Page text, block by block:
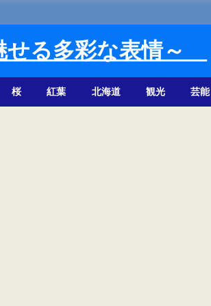
せる多彩な表情～
桜 紅葉 北海道 観光 芸能